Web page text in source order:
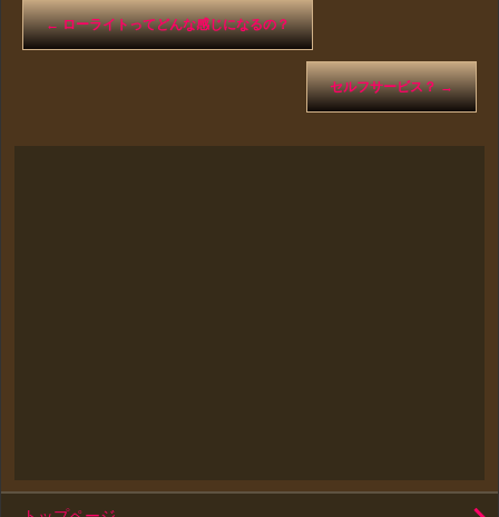
←ローライトってどんな感じになるの？
セルフサービス？→